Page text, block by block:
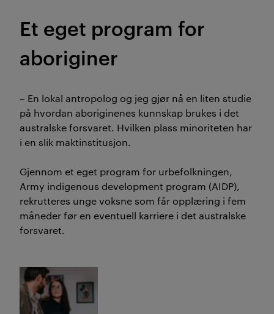
Et eget program for
aboriginer
– En lokal antropolog og jeg gjør nå en liten studie
på hvordan aboriginenes kunnskap brukes i det
australske forsvaret. Hvilken plass minoriteten har
i en slik maktinstitusjon.
Gjennom et eget program for urbefolkningen,
Army indigenous development program (AIDP),
rekrutteres unge voksne som får opplæring i fem
måneder før en eventuell karriere i det australske
forsvaret.